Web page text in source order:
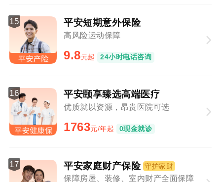
15 平安短期意外保险
高风险运动保障
9.8元起 24小时电话咨询
16 平安颐享臻选高端医疗
优质就以资源，昂贵医院可选
1763元/年起 0现金就诊
17 平安家庭财产保险 守护家财
保障房屋、装修、室内财产全面保障